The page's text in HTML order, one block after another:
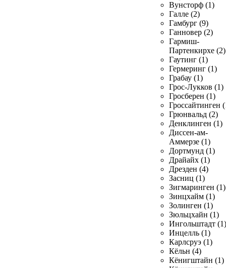
Вунсторф (1)
Галле (2)
Гамбург (9)
Ганновер (2)
Гармиш-
Партенкирхе (2)
Гаутинг (1)
Гермеринг (1)
Грабау (1)
Грос-Лукков (1)
Гросберен (1)
Гроссайтинген
Грюнвальд (2)
Денклинген (1)
Диссен-ам-
Аммерзе (1)
Дортмунд (1)
Драйайх (1)
Дрезден (4)
Засниц (1)
Зигмаринген (1)
Зинцхайм (1)
Золинген (1)
Зюльцхайн (1)
Ингольштадт (1)
Инцелль (1)
Карлсруэ (1)
Кёльн (4)
Кёнигштайн (1)